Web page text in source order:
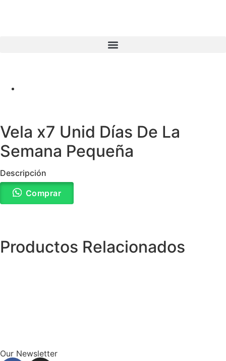
Vela x7 Unid Días De La
Semana Pequeña
Descripción
Comprar
Productos Relacionados
Our Newsletter